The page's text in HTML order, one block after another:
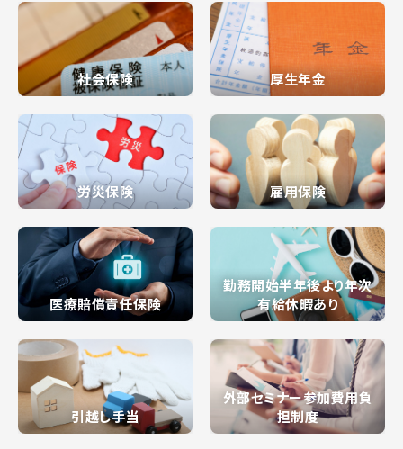
社会保険 厚生年金
労災保険 雇用保険
医療賠償責任保険
勤務開始半年後より年次
有給休暇あり
引越し手当
外部セミナー参加費用負
担制度